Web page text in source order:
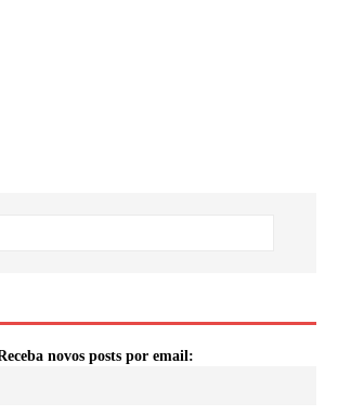
novos posts por email: